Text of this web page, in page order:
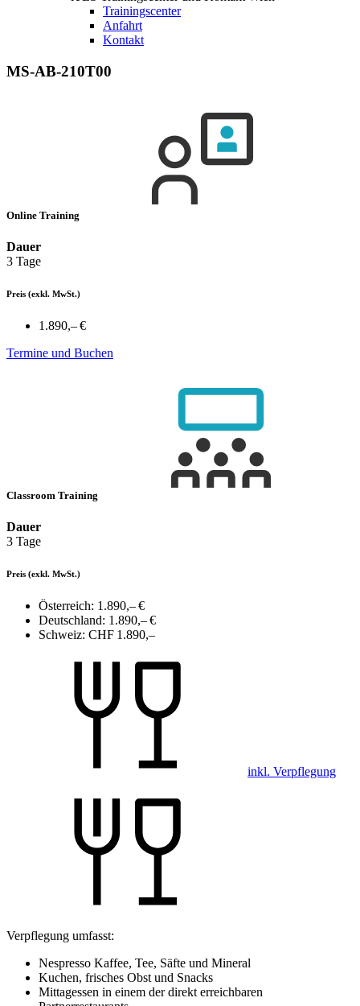
Trainingscenter
Anfahrt
Kontakt
MS-AB-210T00
Online Training
Dauer
3 Tage
Preis (exkl. MwSt.)
1.890,– €
Termine und Buchen
Classroom Training
Dauer
3 Tage
Preis (exkl. MwSt.)
Österreich: 1.890,– €
Deutschland: 1.890,– €
Schweiz: CHF 1.890,–
inkl. Verpflegung
Verpflegung umfasst:
Nespresso Kaffee, Tee, Säfte und Mineral
Kuchen, frisches Obst und Snacks
Mittagessen in einem der direkt erreichbaren